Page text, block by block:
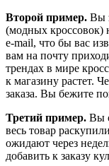
Второй пример. Вы
(модных кроссовок)
e-mail, что бы вас
вам на почту
трендах в мире
к магазину растет.
заказа. Вы бежите
Третий пример. Вы
весь товар
ожидают через
добавить к заказу